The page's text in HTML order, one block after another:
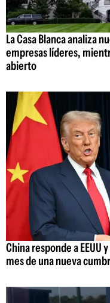
La Casa Blanca analiza
empresas líderes,
abierto
China responde a EEUU
mes de una nueva